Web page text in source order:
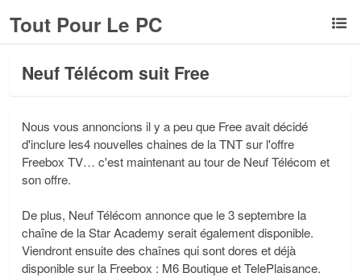
Tout Pour Le PC
Neuf Télécom suit Free
Nous vous annoncions il y a peu que Free avait décidé
d'inclure les4 nouvelles chaines de la TNT sur l'offre
Freebox TV… c'est maintenant au tour de Neuf Télécom et
son offre.
De plus, Neuf Télécom annonce que le 3 septembre la
chaîne de la Star Academy serait également disponible.
Viendront ensuite des chaînes qui sont dores et déjà
disponible sur la Freebox : M6 Boutique et TelePlaisance.